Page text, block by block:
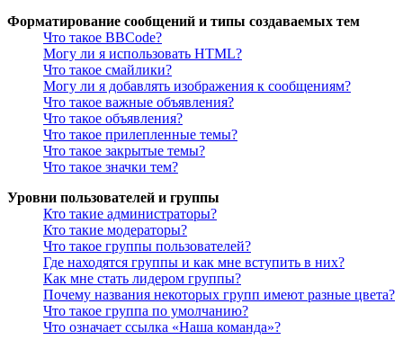
Форматирование сообщений и типы создаваемых тем
Что такое BBCode?
Могу ли я использовать HTML?
Что такое смайлики?
Могу ли я добавлять изображения к сообщениям?
Что такое важные объявления?
Что такое объявления?
Что такое прилепленные темы?
Что такое закрытые темы?
Что такое значки тем?
Уровни пользователей и группы
Кто такие администраторы?
Кто такие модераторы?
Что такое группы пользователей?
Где находятся группы и как мне вступить в них?
Как мне стать лидером группы?
Почему названия некоторых групп имеют разные цвета?
Что такое группа по умолчанию?
Что означает ссылка «Наша команда»?